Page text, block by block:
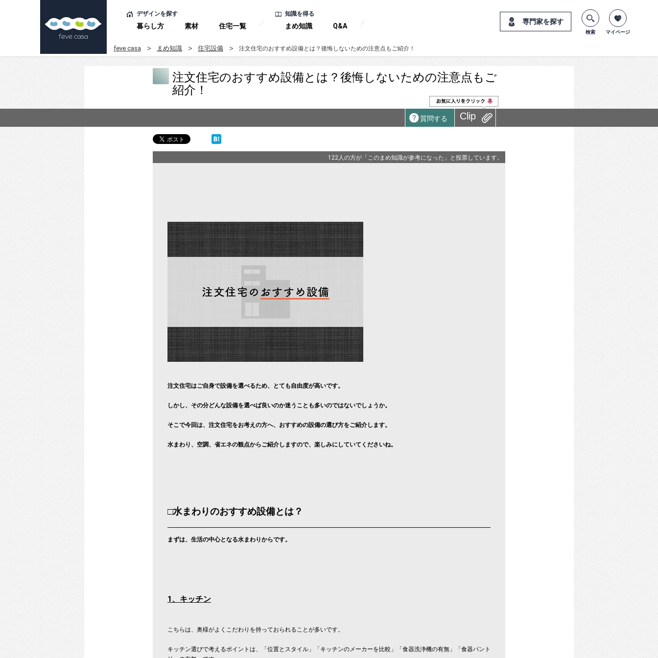
デザインを探す
暮らし方 素材 住宅一覧
知識を得る
まめ知識 Q&A
専門家を探す
検索 マイページ
feve casa まめ知識 住宅設備 注文住宅のおすすめ設備とは？後悔しないための注意点もご紹介！
注文住宅のおすすめ設備とは？後悔しないための注意点もご
紹介！
Clip
質問する
122人の方が「このまめ知識が参考になった」と投票しています。
注文住宅はご自身で設備を選べるため、とても自由度が高いです。
しかし、その分どんな設備を選べば良いのか迷うことも多いのではないでしょうか。
そこで今回は、注文住宅をお考えの方へ、おすすめの設備の選び方をご紹介します。
水まわり、空調、省エネの観点からご紹介しますので、楽しみにしていてくださいね。
□水まわりのおすすめ設備とは？
まずは、生活の中心となる水まわりからです。
1、キッチン
こちらは、奥様がよくこだわりを持っておられることが多いです。
キッチン選びで考えるポイントは、「位置とスタイル」「キッチンのメーカーを比較」「食器洗浄機の有無」「食器パント